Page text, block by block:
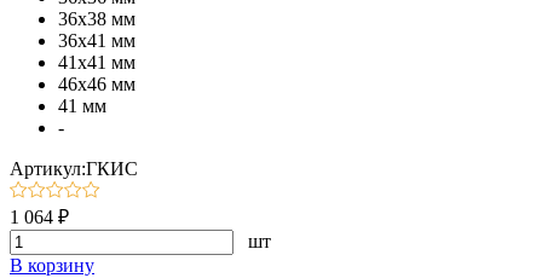
36х38 мм
36х41 мм
41х41 мм
46х46 мм
41 мм
-
Артикул:ГКИС
1 064 ₽
шт
В корзину